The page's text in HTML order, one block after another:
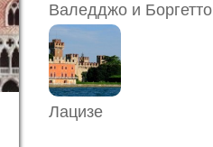
Валедджо и Боргетто
Лацизе